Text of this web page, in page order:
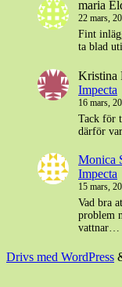
maria
22 mars,
Fint
ta blad
Kristina
Impecta
16 mars,
Tack för
därför
Monica
Impecta
15 mars,
Vad bra
problem
vattnar…
Drivs med WordPress